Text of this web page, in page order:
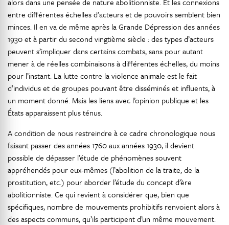
entre différentes échelles d’acteurs et de pouvoirs semblent bien
minces. Il en va de même après la Grande Dépression des années
1930 et à partir du second vingtième siècle : des types d’acteurs
peuvent s’impliquer dans certains combats, sans pour autant
mener à de réelles combinaisons à différentes échelles, du moins
pour l’instant. La lutte contre la violence animale est le fait
d’individus et de groupes pouvant être disséminés et influents, à
un moment donné. Mais les liens avec l’opinion publique et les
États apparaissent plus ténus.
A condition de nous restreindre à ce cadre chronologique nous
faisant passer des années 1760 aux années 1930, il devient
possible de dépasser l’étude de phénomènes souvent
appréhendés pour eux-mêmes (l’abolition de la traite, de la
prostitution, etc.) pour aborder l’étude du concept d’ère
abolitionniste. Ce qui revient à considérer que, bien que
spécifiques, nombre de mouvements prohibitifs renvoient alors à
des aspects communs, qu’ils participent d’un même mouvement.